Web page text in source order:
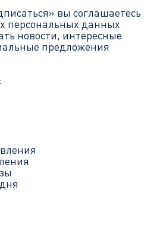
вы соглашаетесь
персональных данных
новости, интересные
предложения